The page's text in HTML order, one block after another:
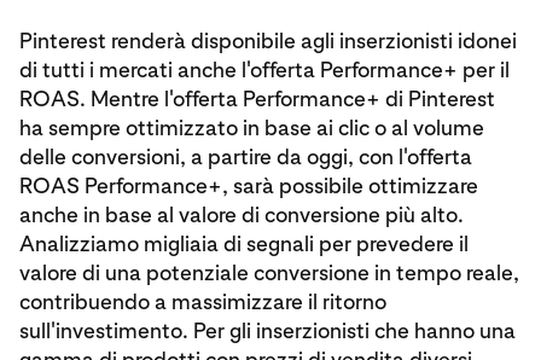
Pinterest renderà disponibile agli inserzionisti idonei
di tutti i mercati anche l'offerta Performance+ per il
ROAS. Mentre l'offerta Performance+ di Pinterest
ha sempre ottimizzato in base ai clic o al volume
delle conversioni, a partire da oggi, con l'offerta
ROAS Performance+, sarà possibile ottimizzare
anche in base al valore di conversione più alto.
Analizziamo migliaia di segnali per prevedere il
valore di una potenziale conversione in tempo reale,
contribuendo a massimizzare il ritorno
sull'investimento. Per gli inserzionisti che hanno una